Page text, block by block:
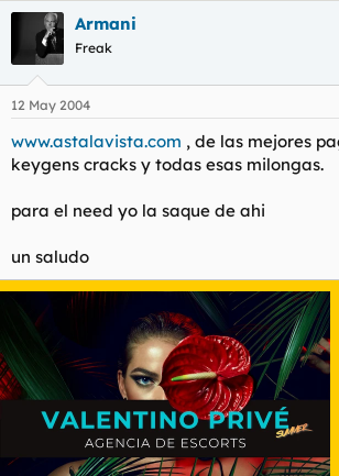
Armani
Freak
12 May 2004
www.astalavista.com , de las mejores
keygens cracks y todas esas milongas.
para el need yo la saque de ahi
un saludo